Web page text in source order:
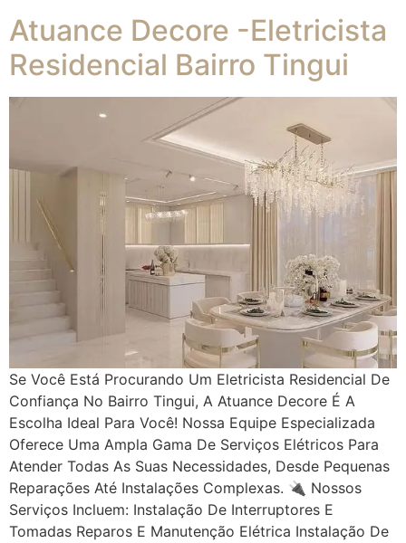
Atuance Decore -Eletricista
Residencial Bairro Tingui
Se Você Está Procurando Um Eletricista Residencial De
Confiança No Bairro Tingui, A Atuance Decore É A
Escolha Ideal Para Você! Nossa Equipe Especializada
Oferece Uma Ampla Gama De Serviços Elétricos Para
Atender Todas As Suas Necessidades, Desde Pequenas
Reparações Até Instalações Complexas. 🔌 Nossos
Serviços Incluem: Instalação De Interruptores E
Tomadas Reparos E Manutenção Elétrica Instalação De